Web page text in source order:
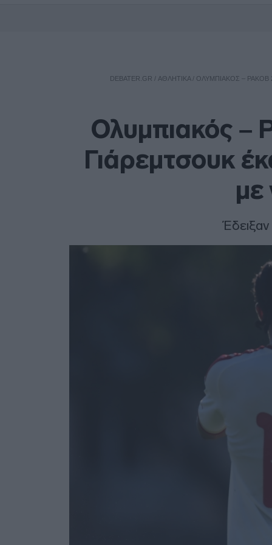
DEBATER.GR / ΑΘΛΗΤΙΚΑ/ ΟΛΥΜΠΙΑΚΌΣ – ΡΑΚΌΒ
Ολυμπιακός –
Γιάρεμτσουκ
με
Έδειξαν